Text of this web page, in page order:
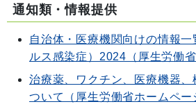
通知類・情報提供
自治体・医療機関向けの情報
ルス感染症）2024（厚生労働
治療薬、ワクチン、医療機器、
ついて（厚生労働省ホームペー